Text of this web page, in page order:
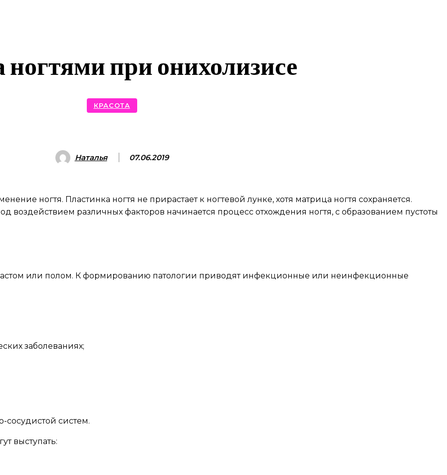
ногтями при онихолизисе
КРАСОТА
Наталья 07.06.2019
ногтя. Пластинка ногтя не прирастает к ногтевой лунке, хотя матрица ногтя сохраняется.
воздействием различных факторов начинается процесс отхождения ногтя, с образованием пустоты
или полом. К формированию патологии приводят инфекционные или неинфекционные
заболеваниях;
сосудистой систем.
выступать: